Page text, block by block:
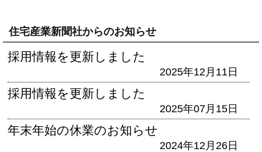
住宅産業新聞社からのお知らせ
採用情報を更新しました
2025年12月11日
採用情報を更新しました
2025年07月15日
年末年始の休業のお知らせ
2024年12月26日